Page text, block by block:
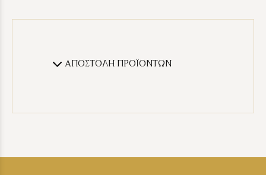
ΑΠΟΣΤΟΛΗ ΠΡΟΪΟΝΤΩΝ